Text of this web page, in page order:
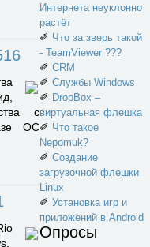
с
ОС
Интернета неуклонно
растёт
✐ Что за зверь такой
- TeamViewer ???
✐ CRM
✐ Службы Windows
✐ DropBox –
виртуальная флешка
✐ Что такое
Nepomuk?
✐ Создание
загрузочной флешки
Linux
✐ Установка игр и
приложений в Android
Опросы